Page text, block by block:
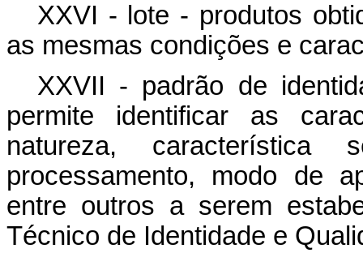
XXVI - lote - produtos
as mesmas condições e
XXVII - padrão de
permite identificar as
natureza, característica
processamento, modo de
entre outros a serem
Técnico de Identidade e